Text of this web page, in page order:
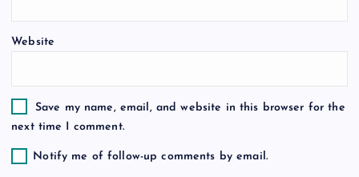
Website
Save my name, email, and website in this browser for the
next time I comment.
Notify me of follow-up comments by email.